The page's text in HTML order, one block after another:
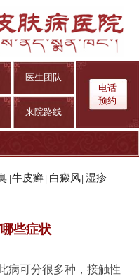
医生团队
来院路线
电话
预约
牛皮癣 白癜风 湿疹
些症状
可分很多种，接触性